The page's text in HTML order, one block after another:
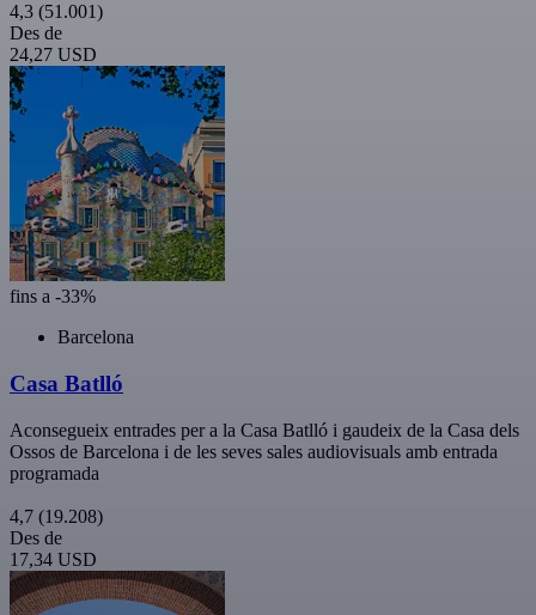
4,3 (51.001)
Des de
24,27 USD
fins a -33%
Barcelona
Casa Batlló
Aconsegueix entrades per a la Casa Batlló i gaudeix de la Casa dels
Ossos de Barcelona i de les seves sales audiovisuals amb entrada
programada
4,7 (19.208)
Des de
17,34 USD